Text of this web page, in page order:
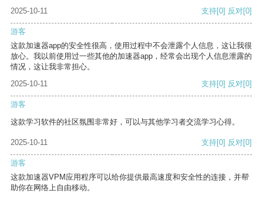
2025-10-11 支持[0] 反对[0]
游客
这款加速器app的安全性很高，使用过程中不会泄露个人信息，这让我很
放心。我以前使用过一些其他的加速器app，经常会出现个人信息泄露的
情况，这让我非常担心。
2025-10-11
支持[0] 反对[0]
游客
这款学习软件的社区氛围非常好，可以与其他学习者交流学习心得。
2025-10-11 支持[0] 反对[0]
游客
这款加速器VPM应用程序可以给你提供最高速度和安全性的连接，并帮
助你在网络上自由移动。